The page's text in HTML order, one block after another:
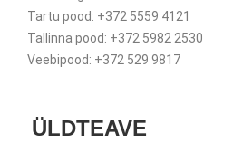
Tartu pood: +372 5559 4121
Tallinna pood: +372 5982 2530
Veebipood: +372 529 9817
ÜLDTEAVE